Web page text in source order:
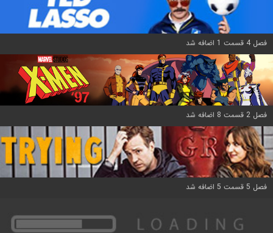
فصل 4 قسمت 1 اضافه شد
فصل 2 قسمت 8 اضافه شد
فصل 5 قسمت 5 اضافه شد